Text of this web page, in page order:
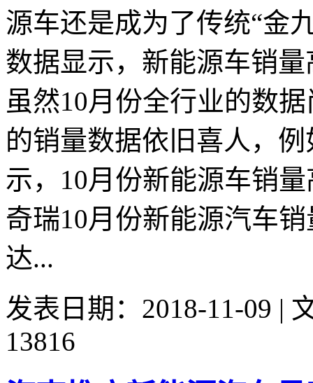
源车还是成为了传统“金
数据显示，新能源车销
虽然10月份全行业的数
的销量数据依旧喜人，
示，10月份新能源车销
奇瑞10月份新能源汽车
达...
发表日期：2018-11-09 |
13816